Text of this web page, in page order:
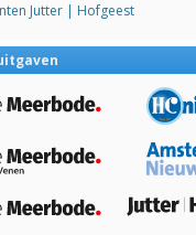
Jutter | Hofgeest